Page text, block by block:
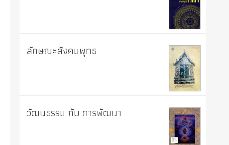
ลักษณะสังคมพุทธ
วัฒนธรรม กับ การพัฒนา